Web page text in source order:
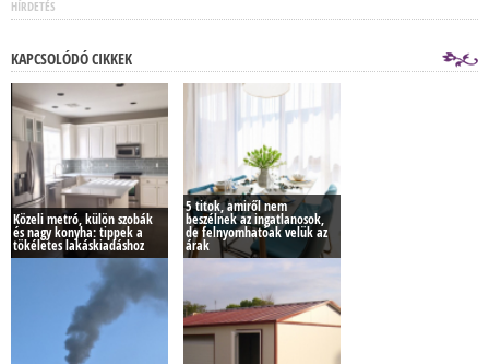
HÍRDETÉS
KAPCSOLÓDÓ CIKKEK
Közeli metró, külön szobák
és nagy konyha: tippek a
tökéletes lakáskiadáshoz
5 titok, amiről nem
beszélnek az ingatlanosok,
de felnyomhatóak velük az
árak